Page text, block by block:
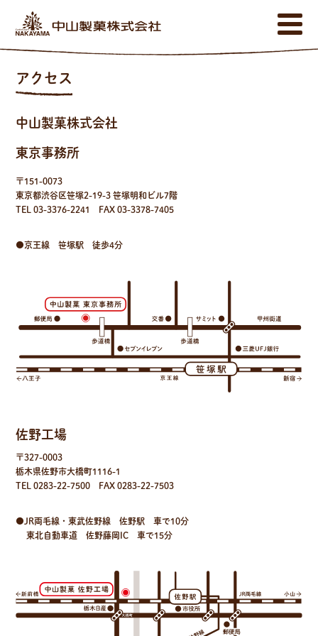
アクセス
中山製菓株式会社
東京事務所
〒151-0073
東京都渋谷区笹塚2-19-3 笹塚明和ビル7階
TEL 03-3376-2241 FAX 03-3378-7405
●京王線 笹塚駅 徒歩4分
佐野工場
〒327-0003
栃木県佐野市大橋町1116-1
TEL 0283-22-7500 FAX 0283-22-7503
●JR両毛線・東武佐野線 佐野駅 車で10分
東北自動車道 佐野藤岡IC 車で15分